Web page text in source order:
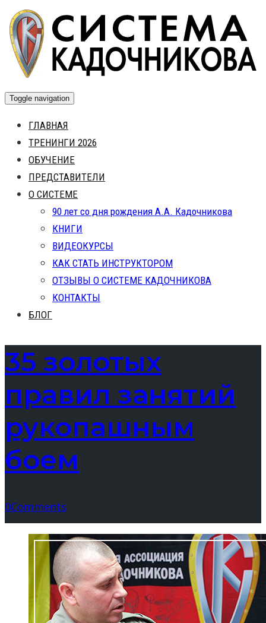
Skip
to
content
Toggle navigation
ГЛАВНАЯ
ТРЕНИНГИ 2026
ОБУЧЕНИЕ
ПРЕДСТАВИТЕЛИ
О СИСТЕМЕ
90 лет со дня рождения А.А. Кадочникова
КНИГИ
ВИДЕОКУРСЫ
КАК СТАТЬ ИНСТРУКТОРОМ
ОТЗЫВЫ О СИСТЕМЕ КАДОЧНИКОВА
КОНТАКТЫ
БЛОГ
35 золотых
правил занятий
рукопашным
боем
0Comments